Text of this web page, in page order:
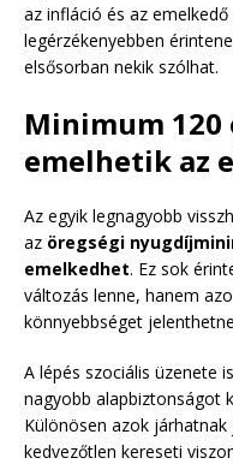
az infláció és az
legérzékenyebben
elsősorban nekik szólhat.
Minimum
emelhetik az
Az egyik legnagyobb
az öregségi
emelkedhet. Ez sok
változás lenne, hanem
könnyebbséget
A lépés szociális üzenete
nagyobb alapbiztonságot
Különösen azok
kedvezőtlen kereseti